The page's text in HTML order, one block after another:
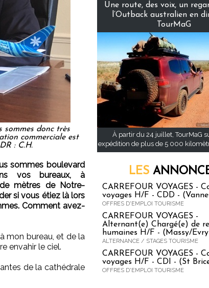
sommes donc très
commerciale est
: C.H.
sommes boulevard
vos bureaux, à
mètres de Notre-
si vous étiez là lors
Comment avez-
mon bureau, et de la
envahir le ciel.
de la cathédrale
Une route, des voix, un
l’Outback australien en
TourMaG
À partir du 24 juillet, TourMaG
expédition de plus de 5 000
LES
CARREFOUR VOYAGES -
voyages H/F - CDD -
OFFRES D'EMPLOI TOURISME
CARREFOUR VOYAGES -
Alternant(e) Chargé(e) de
humaines H/F - (Massy/
ALTERNANCE / STAGES TOURISME
CARREFOUR VOYAGES -
voyages H/F - CDI - (St
OFFRES D'EMPLOI TOURISME